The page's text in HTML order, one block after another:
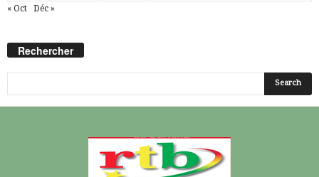
« Oct Déc »
Rechercher